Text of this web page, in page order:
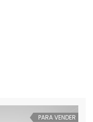
PARA VENDER